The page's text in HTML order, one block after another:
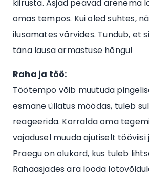
kiirusta. Asjad peavad arenema
omas tempos. Kui oled suhtes,
ilusamates värvides. Tundub, et
täna lausa armastuse hõngu!
Raha ja töö:
Töötempo võib muutuda
esmane üllatus möödas, tuleb
reageerida. Korralda oma
vajadusel muuda ajutiselt
Praegu on olukord, kus tuleb
Rahaasjades ära looda